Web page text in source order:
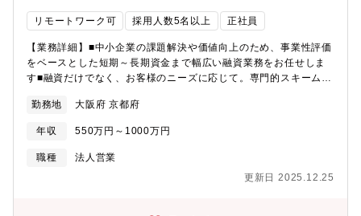
ます。バンカーとして腰を据えて長く働きたい方是非応募下さ
多様な人財の採用に向けて、経験者採用を積極的に実施してきて
おり、採用者に占める比率は、2024年度に20％となっていま
す。・2022年度：12％、2023年度：8％、2024年度：20％
（2025年6月2日公表）【教育制度/資格補助】各種社内研修（階
するお客様のニーズに的確にお答えするべく様々な資格取得を奨
都銀行金融大学校」
へのご支援となります。・京都FG全体でお客さまを長期的に地域
密着型でご支援するため、地域社会の発展に貢献することができ
ービスを取り揃えており、お客さまの抱える様々な課題に対し
て、提案を行うことも可能です。【事業の特徴】当行では、「広
域型地方銀行」を標榜した広域化戦略を推進してきたことによ
り、店舗ネットワークが近畿2府3県（京都府、大阪府、滋賀県、
ぞれの地域を「地元」とする地域に根ざした活動を展開しており
ら、挑戦し続けることにより、全国の地銀トップ10に入るまで成
長しています。・店舗数…2000年以降、店舗は50ヶ店以上新設
リモートワーク可 採用人数5名以上 正社員
【業務詳細】■中小企業の課題解決や価値向上のため、事業性評価
をベースとした短期～長期資金まで幅広い融資業務をお任せしま
す■融資だけでなく、お客様のニーズに応じて。専門的スキーム活
承継、M＆Aなどの案件もあります。 【具体的なイメージ】■担
当顧客：店舗周辺の法人顧客を50‐100社程度、貸出残高100億円
程度を担当■提案商材：融資や各種ソリューション、経営改善支
援、再生支援、経営指導等 ■平均訪問件数：月40件程度（エリア
WEB対応も有 【魅力】★営利目的よりも「中小企業のパートナ
勤務地 大阪府 京都府
年収 550万円～1000万円
職種
法人営業
更新日 2025.12.25